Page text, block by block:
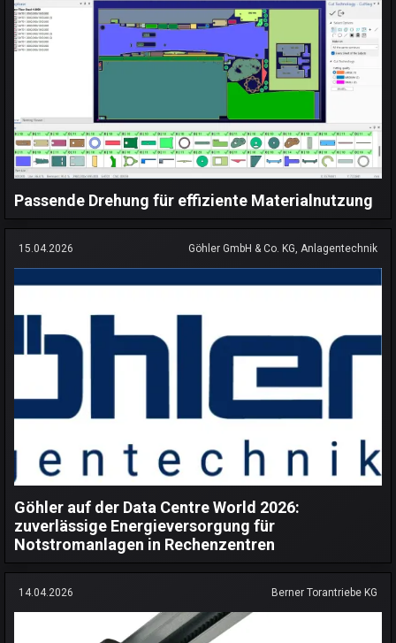
Passende Drehung für effiziente Materialnutzung
15.04.2026 Göhler GmbH & Co. KG, Anlagentechnik
Göhler auf der Data Centre World 2026:
zuverlässige Energieversorgung für
Notstromanlagen in Rechenzentren
14.04.2026 Berner Torantriebe KG